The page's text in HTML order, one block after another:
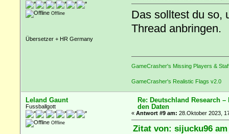
Offline
Übersetzer + HR Germany
Das solltest du so,
Thread anbringen.
GameCrasher's Missing Players &
GameCrasher's Realistic Flags v2.0
Leland Gaunt
Fussballgott
Offline
Re: Deutschland Research –
den Daten
« Antwort #9 am: 28.Oktober 2023,
Zitat von: sijucku96 am